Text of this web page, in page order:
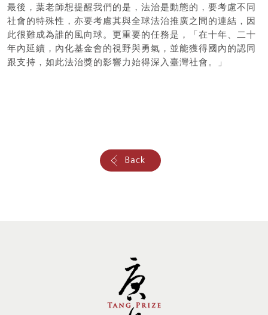
最後，葉老師想提醒我們的是，法治是動態的，要考慮不同
社會的特殊性，亦要考慮其與全球法治推廣之間的連結，因
此很難成為誰的風向球。更重要的任務是，「在十年、二十
年內延續，內化基金會的視野與勇氣，並能獲得國內的認同
跟支持，如此法治獎的影響力始得深入臺灣社會。」